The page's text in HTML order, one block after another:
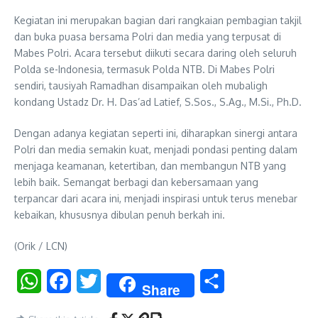
Kegiatan ini merupakan bagian dari rangkaian pembagian takjil
dan buka puasa bersama Polri dan media yang terpusat di
Mabes Polri. Acara tersebut diikuti secara daring oleh seluruh
Polda se-Indonesia, termasuk Polda NTB. Di Mabes Polri
sendiri, tausiyah Ramadhan disampaikan oleh mubaligh
kondang Ustadz Dr. H. Das’ad Latief, S.Sos., S.Ag., M.Si., Ph.D.
Dengan adanya kegiatan seperti ini, diharapkan sinergi antara
Polri dan media semakin kuat, menjadi pondasi penting dalam
menjaga keamanan, ketertiban, dan membangun NTB yang
lebih baik. Semangat berbagi dan kebersamaan yang
terpancar dari acara ini, menjadi inspirasi untuk terus menebar
kebaikan, khususnya dibulan penuh berkah ini.
(Orik / LCN)
WhatsAppFacebookTwitter Share